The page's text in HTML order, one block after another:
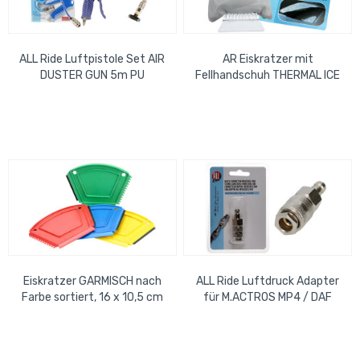
ALL Ride Luftpistole Set AIR
DUSTER GUN 5m PU
AR Eiskratzer mit
Fellhandschuh THERMAL ICE
Eiskratzer GARMISCH nach
Farbe sortiert, 16 x 10,5 cm
ALL Ride Luftdruck Adapter
für M.ACTROS MP4 / DAF